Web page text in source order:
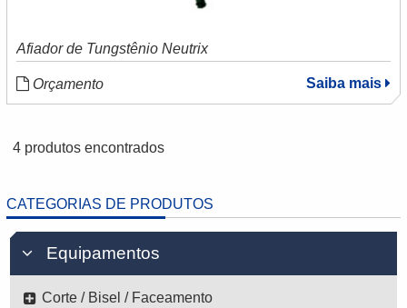
CATEGORIAS DE PRODUTOS
Equipamentos
Corte / Bisel / Faceamento
Afiador de Tungstênio Neutrix
Orçamento Saiba mais
4 produtos encontrados